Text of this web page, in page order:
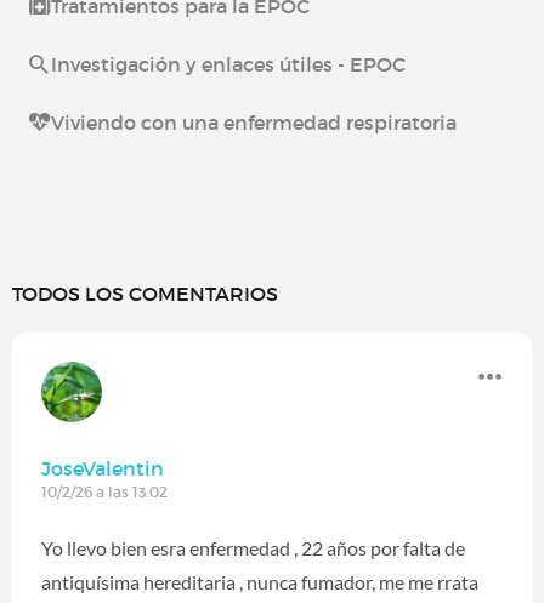
Tratamientos para la EPOC
Investigación y enlaces útiles - EPOC
Viviendo con una enfermedad respiratoria
TODOS LOS COMENTARIOS
JoseValentin
10/2/26 a las 13:02
Yo llevo bien esra enfermedad , 22 años por falta de
antiquísima hereditaria , nunca fumador, me me rrata